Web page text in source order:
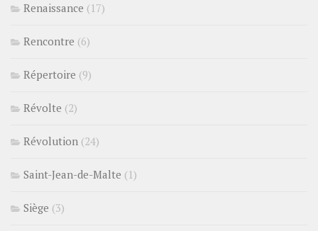
Renaissance (17)
Rencontre (6)
Répertoire (9)
Révolte (2)
Révolution (24)
Saint-Jean-de-Malte (1)
Siège (3)